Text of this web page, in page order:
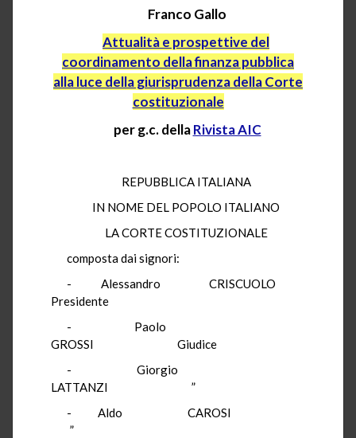
Franco Gallo
Attualità e prospettive del
coordinamento della finanza pubblica
alla luce della giurisprudenza della Corte
costituzionale
per g.c. dellaRivista AIC
REPUBBLICA ITALIANA
IN NOME DEL POPOLO ITALIANO
LA CORTE COSTITUZIONALE
composta dai signori:
- Alessandro CRISCUOLO
Presidente
- Paolo
GROSSI Giudice
- Giorgio
LATTANZI ”
- Aldo CAROSI
”